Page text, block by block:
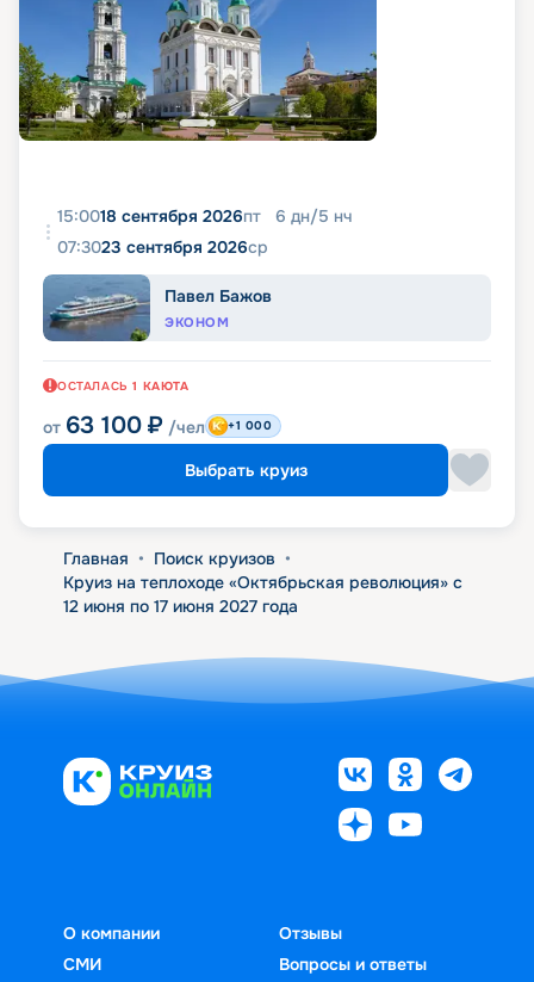
15:0018 сентября 2026пт 6 дн/5 нч
07:3023 сентября 2026ср
Павел Бажов
ЭКОНОМ
ОСТАЛАСЬ 1 КАЮТА
от 63 100 ₽ /чел +1 000
Выбрать круиз
Главная • Поиск круизов •
Круиз на теплоходе «Октябрьская революция» с
12 июня по 17 июня 2027 года
О компании
СМИ
Отзывы
Вопросы и ответы